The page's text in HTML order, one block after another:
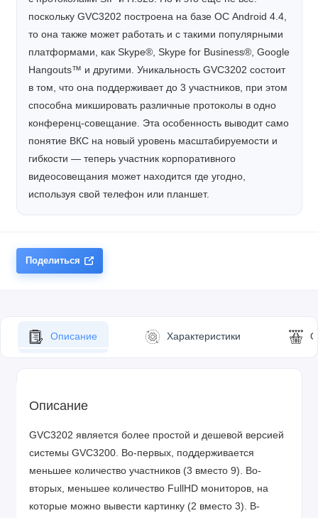
поскольку GVC3202 построена на базе ОС Android 4.4,
то она также может работать и с такими популярными
платформами, как Skype®, Skype for Business®, Google
Hangouts™ и другими. Уникальность GVC3202 состоит
в том, что она поддерживает до 3 участников, при этом
способна микшировать различные протоколы в одно
конференц-совещание. Эта особенность выводит само
понятие ВКС на новый уровень масштабируемости и
гибкости — теперь участник корпоративного
видеосовещания может находится где угодно,
используя свой телефон или планшет.
Поделиться
Описание Характеристики
Описание
GVC3202 является более простой и дешевой версией
системы GVC3200. Во-первых, поддерживается
меньшее количество участников (3 вместо 9). Во-
вторых, меньшее количество FullHD мониторов, на
которые можно вывести картинку (2 вместо 3). В-